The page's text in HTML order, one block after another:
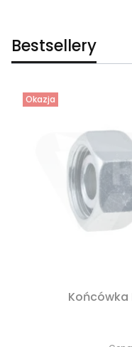
Bestsellery
Okazja
Końcówka